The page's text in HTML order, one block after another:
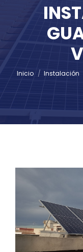
Inicio Instalación